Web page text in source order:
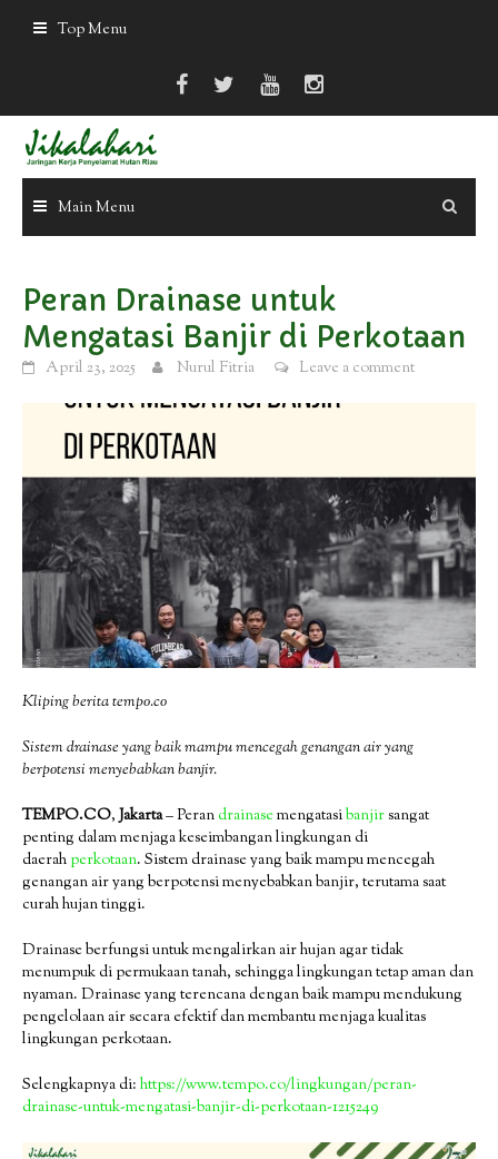
Top Menu
Main Menu
Peran Drainase untuk
Mengatasi Banjir di Perkotaan
April 23, 2025 Nurul Fitria Leave a comment
Kliping berita tempo.co
Sistem drainase yang baik mampu mencegah genangan air yang
berpotensi menyebabkan banjir.
TEMPO.CO,Jakarta– Peran drainasemengatasibanjirsangat
penting dalam menjaga keseimbangan lingkungan di
daerah perkotaan. Sistem drainase yang baik mampu mencegah
genangan air yang berpotensi menyebabkan banjir, terutama saat
curah hujan tinggi.
Drainase berfungsi untuk mengalirkan air hujan agar tidak
menumpuk di permukaan tanah, sehingga lingkungan tetap aman dan
nyaman. Drainase yang terencana dengan baik mampu mendukung
pengelolaan air secara efektif dan membantu menjaga kualitas
lingkungan perkotaan.
Selengkapnya di: https://www.tempo.co/lingkungan/peran-
drainase-untuk-mengatasi-banjir-di-perkotaan-1215249